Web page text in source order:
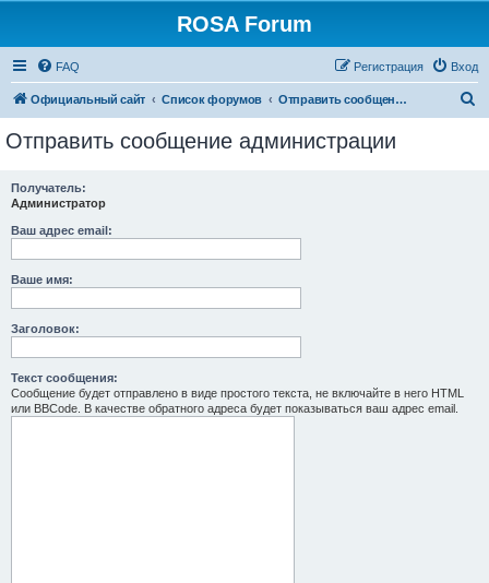
ROSA Forum
FAQ Вход
Регистрация
Официальный сайт Список форумов Отправить сообщение администрации
Отправить сообщение администрации
Получатель:
Администратор
Ваш адрес email:
Ваше имя:
Заголовок:
Текст сообщения:
Сообщение будет отправлено в виде простого текста, не включайте в него HTML
или BBCode. В качестве обратного адреса будет показываться ваш адрес email.